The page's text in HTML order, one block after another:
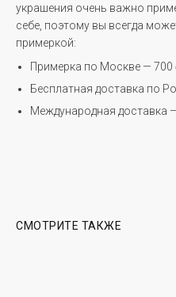
украшения очень важно
себе, поэтому вы всегда
примеркой:
Примерка по Москве — 700
Бесплатная доставка по
Международная доставка
СМОТРИТЕ ТАКЖЕ